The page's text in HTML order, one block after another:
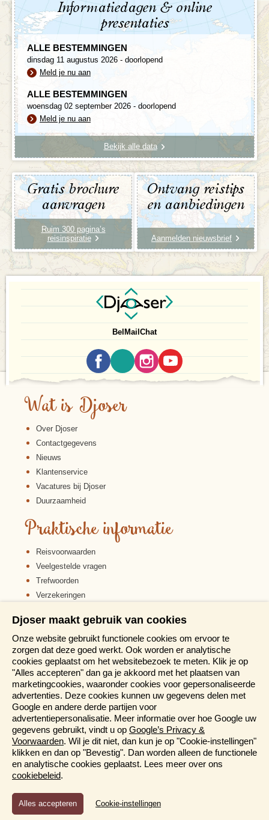
Informatiedagen & online
presentaties
ALLE BESTEMMINGEN
dinsdag 11 augustus 2026 - doorlopend
Meld je nu aan
ALLE BESTEMMINGEN
woensdag 02 september 2026 - doorlopend
Meld je nu aan
Bekijk alle data
Gratis brochure
aanvragen
Ruim 300 pagina’s
reisinspiratie
Ontvang reistips
en aanbiedingen
Aanmelden nieuwsbrief
Bel Mail Chat
Wat is Djoser
Over Djoser
Contactgegevens
Nieuws
Klantenservice
Vacatures bij Djoser
Duurzaamheid
Praktische informatie
Reisvoorwaarden
Veelgestelde vragen
Trefwoorden
Verzekeringen
Disclaimer
Cookiebeleid
Privacy verklaring
Reis en boek met Djoser zekerheid
Meer weten?
Brochure aanvragen
Presentaties en Informatiedagen
Magazine
Aanmelden nieuwsbrief
Djoser maakt gebruik van cookies
Onze website gebruikt functionele cookies om ervoor te
zorgen dat deze goed werkt. Ook worden er analytische
cookies geplaatst om het websitebezoek te meten. Klik je op
"Alles accepteren" dan ga je akkoord met het plaatsen van
marketingcookies, waaronder cookies voor gepersonaliseerde
advertenties. Deze cookies kunnen uw gegevens delen met
Google en andere derde partijen voor
advertentiepersonalisatie. Meer informatie over hoe Google uw
gegevens gebruikt, vindt u op Google’s Privacy &
Voorwaarden. Wil je dit niet, dan kun je op "Cookie-instellingen"
klikken en dan op "Bevestig". Dan worden alleen de functionele
en analytische cookies geplaatst. Lees meer over ons
cookiebeleid.
Functioneel en Analytisch
Cookies die er voor zorgen dat de website naar behoren
Cookie-instellingen